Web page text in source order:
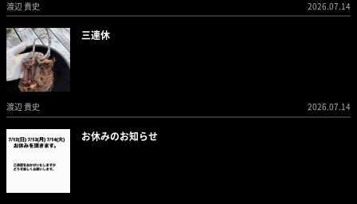
渡辺 貴史 2026.07.14
三連休
渡辺 貴史 2026.07.14
お休みのお知らせ